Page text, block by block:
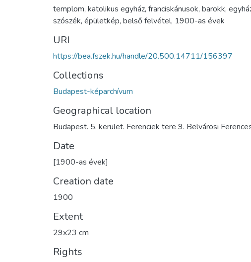
templom, katolikus egyház, franciskánusok, barokk,
szószék, épületkép, belső felvétel, 1900-as évek
URI
https://bea.fszek.hu/handle/20.500.14711/156397
Collections
Budapest-képarchívum
Geographical location
Budapest. 5. kerület. Ferenciek tere 9. Belvárosi
Date
[1900-as évek]
Creation date
1900
Extent
29x23 cm
Rights